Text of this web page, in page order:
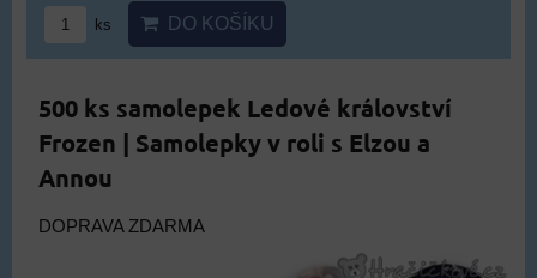
ks DO KOŠÍKU
500 ks samolepek Ledové království
Frozen | Samolepky v roli s Elzou a
Annou
DOPRAVA ZDARMA